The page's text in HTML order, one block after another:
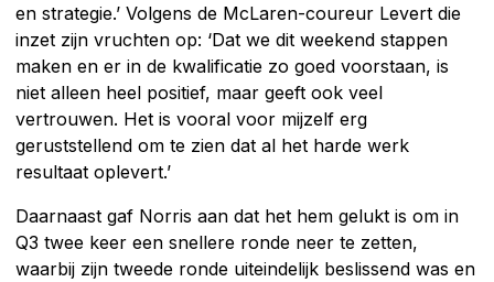
en strategie.’ Volgens de McLaren-coureur Levert die
inzet zijn vruchten op: ‘Dat we dit weekend stappen
maken en er in de kwalificatie zo goed voorstaan, is
niet alleen heel positief, maar geeft ook veel
vertrouwen. Het is vooral voor mijzelf erg
geruststellend om te zien dat al het harde werk
resultaat oplevert.’
Daarnaast gaf Norris aan dat het hem gelukt is om in
Q3 twee keer een snellere ronde neer te zetten,
waarbij zijn tweede ronde uiteindelijk beslissend was en